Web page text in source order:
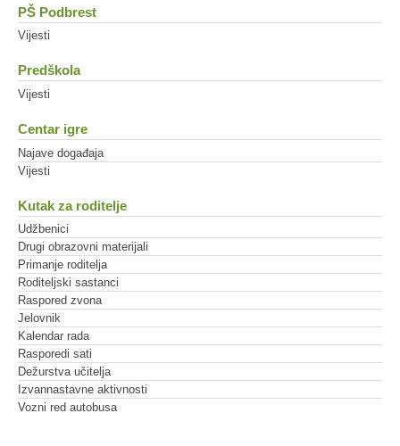
PŠ Podbrest
Vijesti
Predškola
Vijesti
Centar igre
Najave događaja
Vijesti
Kutak za roditelje
Udžbenici
Drugi obrazovni materijali
Primanje roditelja
Roditeljski sastanci
Raspored zvona
Jelovnik
Kalendar rada
Rasporedi sati
Dežurstva učitelja
Izvannastavne aktivnosti
Vozni red autobusa